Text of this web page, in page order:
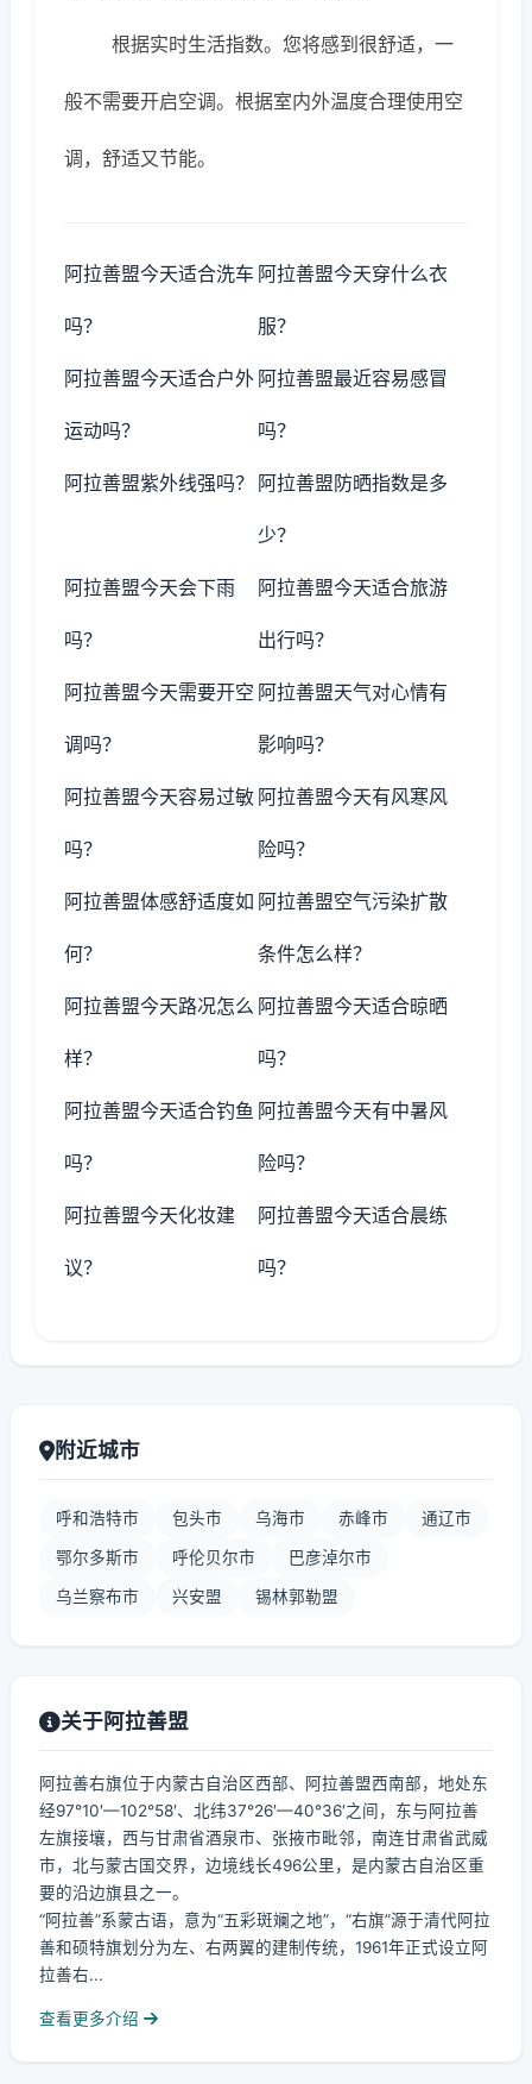
根据实时生活指数。您将感到很舒适，一
般不需要开启空调。根据室内外温度合理使用空
调，舒适又节能。
阿拉善盟今天适合洗车
吗？
阿拉善盟今天穿什么衣
服？
阿拉善盟今天适合户外
运动吗？
阿拉善盟最近容易感冒
吗？
阿拉善盟紫外线强吗？ 阿拉善盟防晒指数是多
少？
阿拉善盟今天会下雨
吗？
阿拉善盟今天适合旅游
出行吗？
阿拉善盟今天需要开空
调吗？
阿拉善盟天气对心情有
影响吗？
阿拉善盟今天容易过敏
吗？
阿拉善盟今天有风寒风
险吗？
阿拉善盟体感舒适度如
何？
阿拉善盟空气污染扩散
条件怎么样？
阿拉善盟今天路况怎么
样？
阿拉善盟今天适合晾晒
吗？
阿拉善盟今天适合钓鱼
吗？
阿拉善盟今天有中暑风
险吗？
阿拉善盟今天化妆建
议？
阿拉善盟今天适合晨练
吗？
附近城市
呼和浩特市 包头市 乌海市 赤峰市 通辽市
鄂尔多斯市 呼伦贝尔市 巴彦淖尔市
乌兰察布市 兴安盟 锡林郭勒盟
关于阿拉善盟
阿拉善右旗位于内蒙古自治区西部、阿拉善盟西南部，地处东
经97°10′—102°58′、北纬37°26′—40°36′之间，东与阿拉善
左旗接壤，西与甘肃省酒泉市、张掖市毗邻，南连甘肃省武威
市，北与蒙古国交界，边境线长496公里，是内蒙古自治区重
要的沿边旗县之一。
“阿拉善”系蒙古语，意为“五彩斑斓之地”，“右旗”源于清代阿拉
善和硕特旗划分为左、右两翼的建制传统，1961年正式设立阿
拉善右...
查看更多介绍